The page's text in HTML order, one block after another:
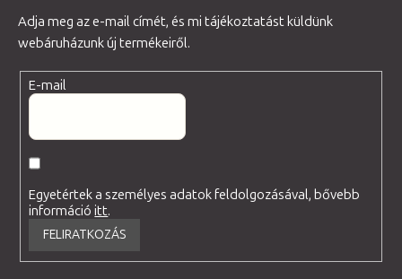
Adja meg az e-mail címét, és mi tájékoztatást küldünk
webáruházunk új termékeiről.
E-mail
Egyetértek a személyes adatok feldolgozásával, bővebb
információitt.
FELIRATKOZÁS